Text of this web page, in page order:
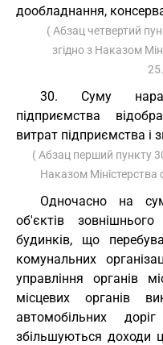
дообладнання,
( Абзац четвертий
згідно з Наказом
30. Суму
підприємства
витрат підприємства і
( Абзац перший пункту
Наказом Міністерства
Одночасно на
об'єктів
будинків, що
комунальних
управління органів
місцевих органів
автомобільних
збільшуються доходи